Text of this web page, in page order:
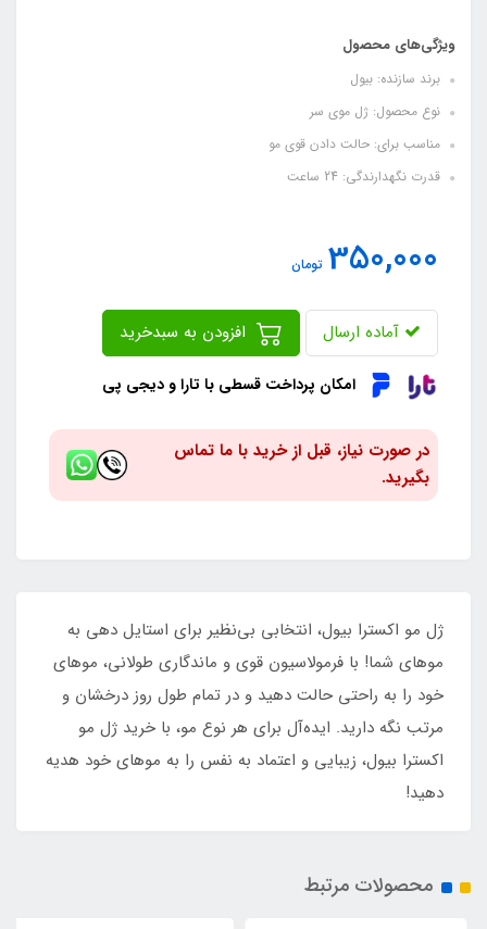
ویژگی‌های محصول
برند سازنده: بیول
نوع محصول: ژل موی سر
مناسب برای: حالت دادن قوی مو
قدرت نگهدارندگی: 24 ساعت
350,000 تومان
آماده ارسال
امکان پرداخت قسطی با تارا و دیجی پی
در صورت نیاز، قبل از خرید با ما تماس
بگیرید.
ژل مو اکسترا بیول، انتخابی بی‌نظیر برای استایل دهی به
موهای شما! با فرمولاسیون قوی و ماندگاری طولانی، موهای
خود را به راحتی حالت دهید و در تمام طول روز درخشان و
مرتب نگه دارید. ایده‌آل برای هر نوع مو، با خرید ژل مو
اکسترا بیول، زیبایی و اعتماد به نفس را به موهای خود هدیه
دهید!
محصولات مرتبط